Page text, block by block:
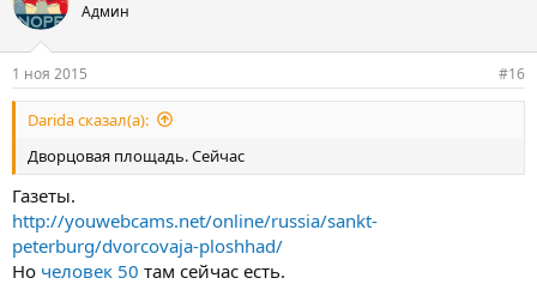
Админ
1 ноя 2015 #16
Darida сказал(а):
Дворцовая площадь. Сейчас
Газеты.
http://youwebcams.net/online/russia/sankt-
peterburg/dvorcovaja-ploshhad/
Но человек 50 там сейчас есть.